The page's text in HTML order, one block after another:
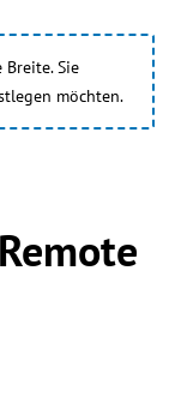
Breite. Sie
möchten.